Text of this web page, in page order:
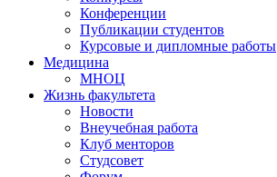
Конференции
Публикации студентов
Курсовые и дипломные работы
Медицина
МНОЦ
Жизнь факультета
Новости
Внеучебная работа
Клуб менторов
Студсовет